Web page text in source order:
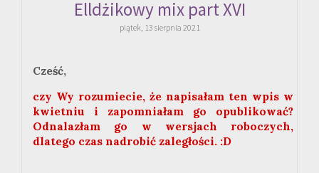
Elldżikowy mix part XVI
piątek, 13 sierpnia 2021
Cześć,
czy Wy rozumiecie, że napisałam ten wpis w
kwietniu i zapomniałam go opublikować?
Odnalazłam go w wersjach roboczych,
dlatego czas nadrobić zaległości. :D